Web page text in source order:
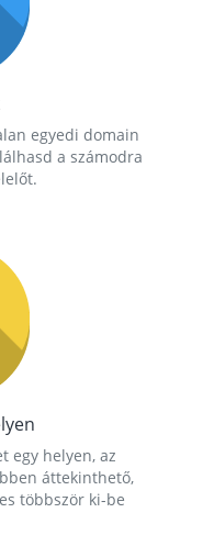
egyedi domain
a számodra
egy helyen, az
áttekinthető,
többször ki-be